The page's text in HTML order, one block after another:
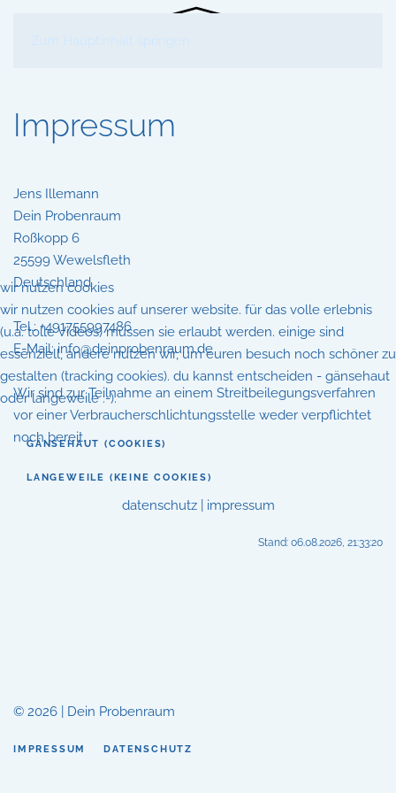
Impressum
Jens Illemann
Dein Probenraum
Roßkopp 6
25599 Wewelsfleth
Deutschland
Tel.: +491755997486
E-Mail: info@deinprobenraum.de
Wir sind zur Teilnahme an einem Streitbeilegungsverfahren
vor einer Verbraucherschlichtungsstelle weder verpflichtet
noch bereit.
Stand: 06.08.2026, 21:33:20
© 2026 | Dein Probenraum
IMPRESSUM DATENSCHUTZ
wir nutzen cookies
wir nutzen cookies auf unserer website. für das volle erlebnis
(u.a. tolle Videos) müssen sie erlaubt werden. einige sind
essenziell, andere nutzen wir, um euren besuch noch schöner zu
gestalten (tracking cookies). du kannst entscheiden - gänsehaut
oder langeweile :-).
GÄNSEHAUT (COOKIES)
LANGEWEILE (KEINE COOKIES)
datenschutz| impressum